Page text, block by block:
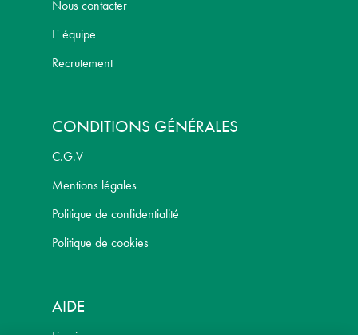
Nous contacter
L' équipe
Recrutement
CONDITIONS GÉNÉRALES
C.G.V
Mentions légales
Politique de confidentialité
Politique de cookies
AIDE